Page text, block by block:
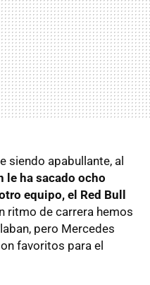
siendo apabullante, al
le ha sacado ocho
equipo, el Red Bull
ritmo de carrera hemos
pero Mercedes
favoritos para el